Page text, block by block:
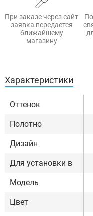
При заказе через сайт
заявка передается
ближайшему
магазину
Характеристики
Оттенок
Полотно
Дизайн
Для установки в
Модель
Цвет